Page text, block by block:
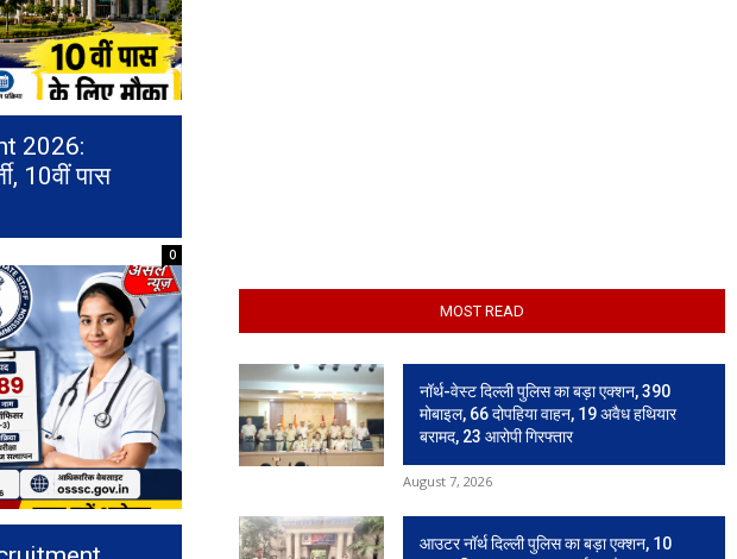
2026:
10वीं पास
0
MOST READ
नॉर्थ-वेस्ट दिल्ली पुलिस का बड़ा एक्शन, 390
मोबाइल, 66 दोपहिया वाहन, 19 अवैध हथियार
बरामद, 23 आरोपी गिरफ्तार
August 7, 2026
आउटर नॉर्थ दिल्ली पुलिस का बड़ा एक्शन, 10